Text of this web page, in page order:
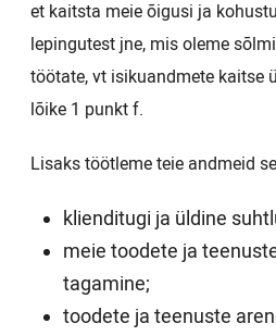
et kaitsta meie õigusi ja
lepingutest jne, mis oleme
töötate, vt isikuandmete kaitse
lõike 1 punkt f.
Lisaks töötleme teie andmeid
klienditugi ja üldine
meie toodete ja
tagamine;
toodete ja teenuste